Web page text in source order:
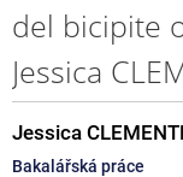
del bicipite
Jessica
Jessica
Bakalářská práce